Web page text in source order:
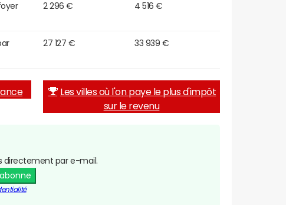
2 296 € 4 516 €
27 127 € 33 939 €
Les villes où l'on paye le plus d'impôt
sur le revenu
directement par e-mail.